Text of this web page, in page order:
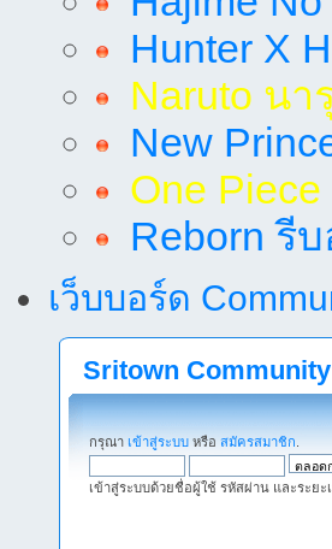
Hunter X
Naruto นา
New
One
Reborn รี
เว็บบอร์ด
Sritown Community
กรุณา เข้าสู่ระบบ หรือ สมัครสมาชิก
เข้าสู่ระบบด้วยชื่อผู้ใช้ รหัสผ่าน และระยะ